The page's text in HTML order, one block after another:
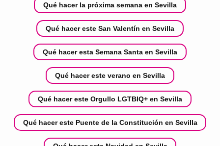
Qué hacer la próxima semana en Sevilla
Qué hacer este San Valentín en Sevilla
Qué hacer esta Semana Santa en Sevilla
Qué hacer este verano en Sevilla
Qué hacer este Orgullo LGTBIQ+ en Sevilla
Qué hacer este Puente de la Constitución en Sevilla